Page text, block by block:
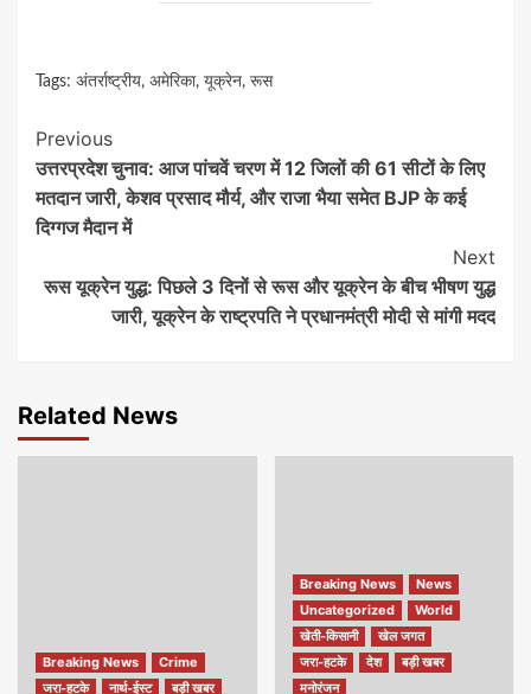
Tags: अंतर्राष्ट्रीय, अमेरिका, यूक्रेन, रूस
Continue
Reading
Previous
उत्तरप्रदेश चुनाव: आज पांचवें चरण में 12 जिलों की 61 सीटों के लिए
मतदान जारी, केशव प्रसाद मौर्य, और राजा भैया समेत BJP के कई
दिग्गज मैदान में
Next
रूस यूक्रेन युद्ध: पिछले 3 दिनों से रूस और यूक्रेन के बीच भीषण युद्ध
जारी, यूक्रेन के राष्ट्रपति ने प्रधानमंत्री मोदी से मांगी मदद
Related News
Breaking News
Crime
जरा-हटके
नार्थ-ईस्ट बड़ी खबर
Breaking News
News
Uncategorized
World
खेती-किसानी
खेल जगत
जरा-हटके
देश
बड़ी खबर
मनोरंजन